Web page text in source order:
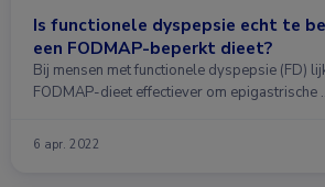
Is functionele dyspepsie echt te
een FODMAP-beperkt dieet?
Bij mensen met functionele dyspepsie (FD)
FODMAP-dieet effectiever om epigastrische
6 apr. 2022